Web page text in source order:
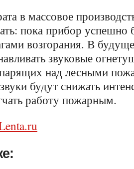
в массовое
пока прибор успешно
возгорания. В
звуковые
парящих над лесными
будут снижать
работу пожарным.